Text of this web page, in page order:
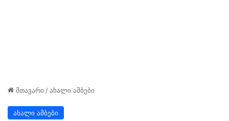
მთავარი /ახალი ამბები
ახალი ამბები